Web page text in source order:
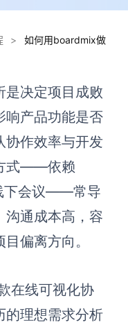
>
如何用boardmix做
是决定项目成败
响产品功能是否
协作效率与开发
式——依赖
下会议——常导
沟通成本高，容
偏离方向。
在线可视化协
的理想需求分析